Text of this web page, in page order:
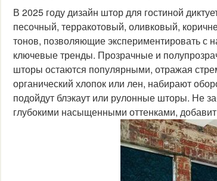
В 2025 году дизайн штор для гостиной
песочный, терракотовый, оливковый,
тонов, позволяющие экспериментировать с
ключевые тренды. Прозрачные и
шторы остаются популярными, отражая
органический хлопок или лен, набирают
подойдут блэкаут или рулонные шторы. Не
глубокими насыщенными оттенками,